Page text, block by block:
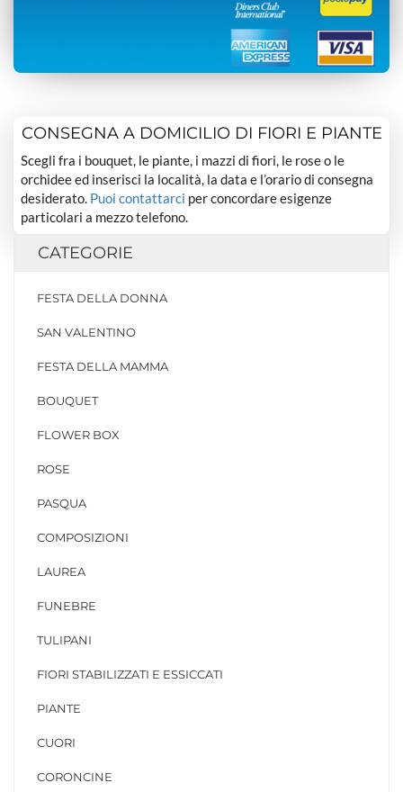
CONSEGNA A DOMICILIO DI FIORI E PIANTE
Scegli fra i bouquet, le piante, i mazzi di fiori, le rose o le
orchidee ed inserisci la località, la data e l’orario di consegna
desiderato. Puoi contattarci per concordare esigenze
particolari a mezzo telefono.
CATEGORIE
FESTA DELLA DONNA
SAN VALENTINO
FESTA DELLA MAMMA
BOUQUET
FLOWER BOX
ROSE
PASQUA
COMPOSIZIONI
LAUREA
FUNEBRE
TULIPANI
FIORI STABILIZZATI E ESSICCATI
PIANTE
CUORI
CORONCINE